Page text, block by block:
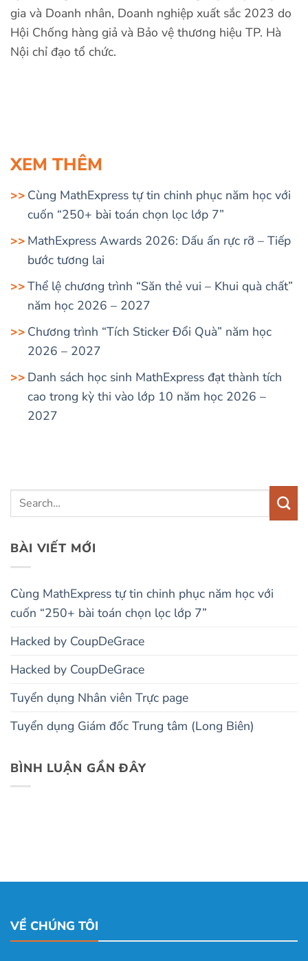
gia và Doanh nhân, Doanh nghiệp xuất sắc 2023 do
Hội Chống hàng giả và Bảo vệ thương hiệu TP. Hà
Nội chỉ đạo tổ chức.
XEM THÊM
Cùng MathExpress tự tin chinh phục năm học với
cuốn “250+ bài toán chọn lọc lớp 7”
MathExpress Awards 2026: Dấu ấn rực rỡ – Tiếp
bước tương lai
Thể lệ chương trình “Săn thẻ vui – Khui quà chất”
năm học 2026 – 2027
Chương trình “Tích Sticker Đổi Quà” năm học
2026 – 2027
Danh sách học sinh MathExpress đạt thành tích
cao trong kỳ thi vào lớp 10 năm học 2026 –
2027
BÀI VIẾT MỚI
Cùng MathExpress tự tin chinh phục năm học với
cuốn “250+ bài toán chọn lọc lớp 7”
Hacked by CoupDeGrace
Hacked by CoupDeGrace
Tuyển dụng Nhân viên Trực page
Tuyển dụng Giám đốc Trung tâm (Long Biên)
BÌNH LUẬN GẦN ĐÂY
VỀ CHÚNG TÔI